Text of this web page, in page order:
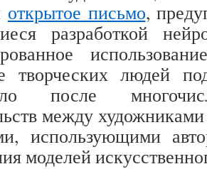
открытое письмо,
разработкой
творческих людей
после
между
использующими
моделей